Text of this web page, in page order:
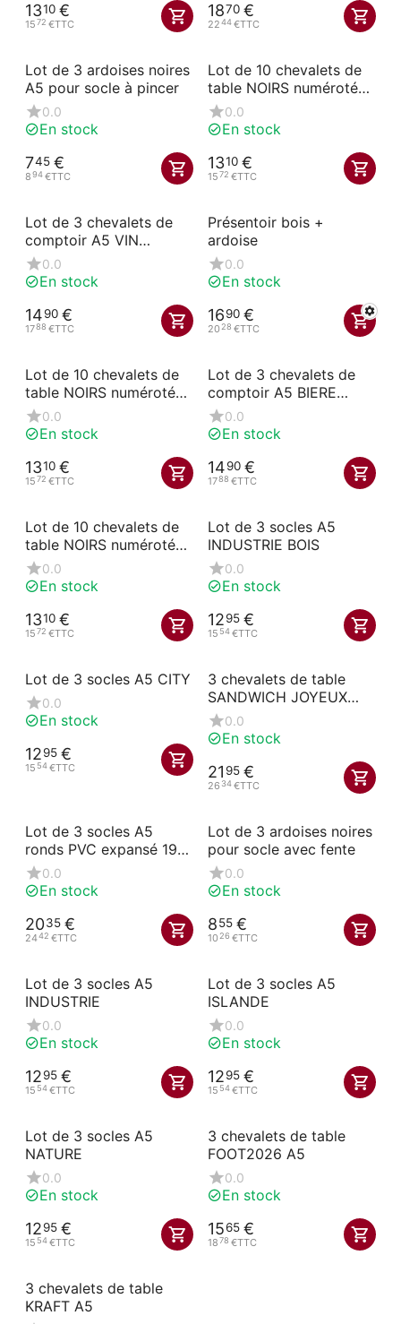
1310 €
1572 €TTC
1870 €
2244€TTC
Lot de 3 ardoises noires
A5 pour socle à pincer
0.0
En stock
745 €
894€TTC
Lot de 10 chevalets de
table NOIRS numérotés
21-30
0.0
En stock
1310 €
1572 €TTC
Lot de 3 chevalets de
comptoir A5 VIN
AKYLUX
0.0
En stock
1490 €
1788 €TTC
Présentoir bois +
ardoise
0.0
En stock
1690 €
20 28 €TTC
Lot de 10 chevalets de
table NOIRS numérotés
1-100.0
En stock
1310 €
1572 €TTC
Lot de 3 chevalets de
comptoir A5 BIERE
AKYLUX
0.0
En stock
1490 €
1788 €TTC
Lot de 10 chevalets de
table NOIRS numérotés
41-50
0.0
En stock
1310 €
1572 €TTC
Lot de 3 socles A5
INDUSTRIE BOIS
0.0
En stock
1295 €
15 54€TTC
Lot de 3 socles A5 CITY
0.0
En stock
1295 €
15 54€TTC
3 chevalets de table
SANDWICH JOYEUX
format A5 forme L
0.0
En stock
21 95 €
26 34€TTC
Lot de 3 socles A5
ronds PVC expansé 19
mm noir
0.0
En stock
2035 €
2442 €TTC
Lot de 3 ardoises noires
pour socle avec fente
0.0
En stock
855 €
10 26 €TTC
Lot de 3 socles A5
INDUSTRIE
0.0
En stock
1295 €
15 54€TTC
Lot de 3 socles A5
ISLANDE
0.0
En stock
1295 €
15 54€TTC
Lot de 3 socles A5
NATURE
0.0
En stock
1295 €
15 54€TTC
3 chevalets de table
FOOT2026 A5
0.0
En stock
1565 €
1878 €TTC
3 chevalets de table
KRAFT A5